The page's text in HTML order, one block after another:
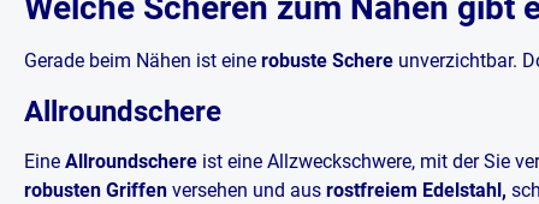
Gerade beim Nähen ist eine robuste Schere unverzichtbar.
Allroundschere
Eine Allroundschere ist eine Allzweckschwere, mit der Sie
robusten Griffen versehen und aus rostfreiem Edelstahl,